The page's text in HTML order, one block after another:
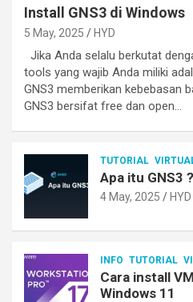
Install GNS3 di Windows
5 May, 2025 HYD
Jika Anda selalu berkutat
tools yang wajib Anda miliki
GNS3 memberikan kebebasan
GNS3 bersifat free dan open…
TUTORIAL
Apa itu GNS3 ?
4 May, 2025 HYD
INFO TUTORIAL
Cara install
Windows 11